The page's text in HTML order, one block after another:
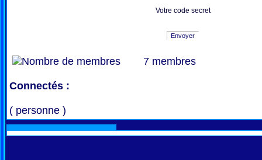
Votre code secret
Envoyer
7 membres
Connectés :
( personne )